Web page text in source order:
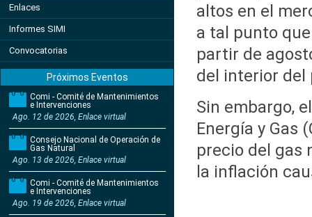
Enlaces
Informes SIMI
Convocatorias
Próximos Eventos
Comi - Comité de Mantenimientos
e Intervenciones
Ago. 12 de 2026, Enlace virtual
Consejo Nacional de Operación de
Gas Natural
Ago. 13 de 2026, Enlace virtual
Comi - Comité de Mantenimientos
e Intervenciones
Ago. 19 de 2026, Enlace virtual
altos en el
a tal punto
partir de
del interior del
Sin embargo,
Energía y Gas
precio del gas
la inflación